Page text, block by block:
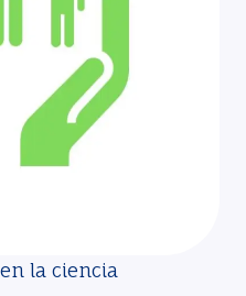
la ciencia